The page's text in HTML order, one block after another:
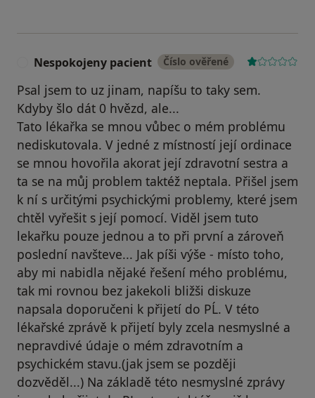
Nespokojeny pacient Číslo ověřené
Psal jsem to uz jinam, napíšu to taky sem.
Kdyby šlo dát 0 hvězd, ale...
Tato lékařka se mnou vůbec o mém problému
nediskutovala. V jedné z místností její ordinace
se mnou hovořila akorat její zdravotní sestra a
ta se na můj problem taktéž neptala. Přišel jsem
k ní s určitými psychickými problemy, které jsem
chtěl vyřešit s její pomocí. Viděl jsem tuto
lekařku pouze jednou a to při první a zároveň
poslední navšteve... Jak píši výše - místo toho,
aby mi nabidla nějaké řešení mého problému,
tak mi rovnou bez jakekoli bližši diskuze
napsala doporučeni k přijetí do PĹ. V této
lékařské zprávě k přijetí byly zcela nesmyslné a
nepravdivé údaje o mém zdravotním a
psychickém stavu.(jak jsem se později
dozvěděl...) Na základě této nesmyslné zprávy